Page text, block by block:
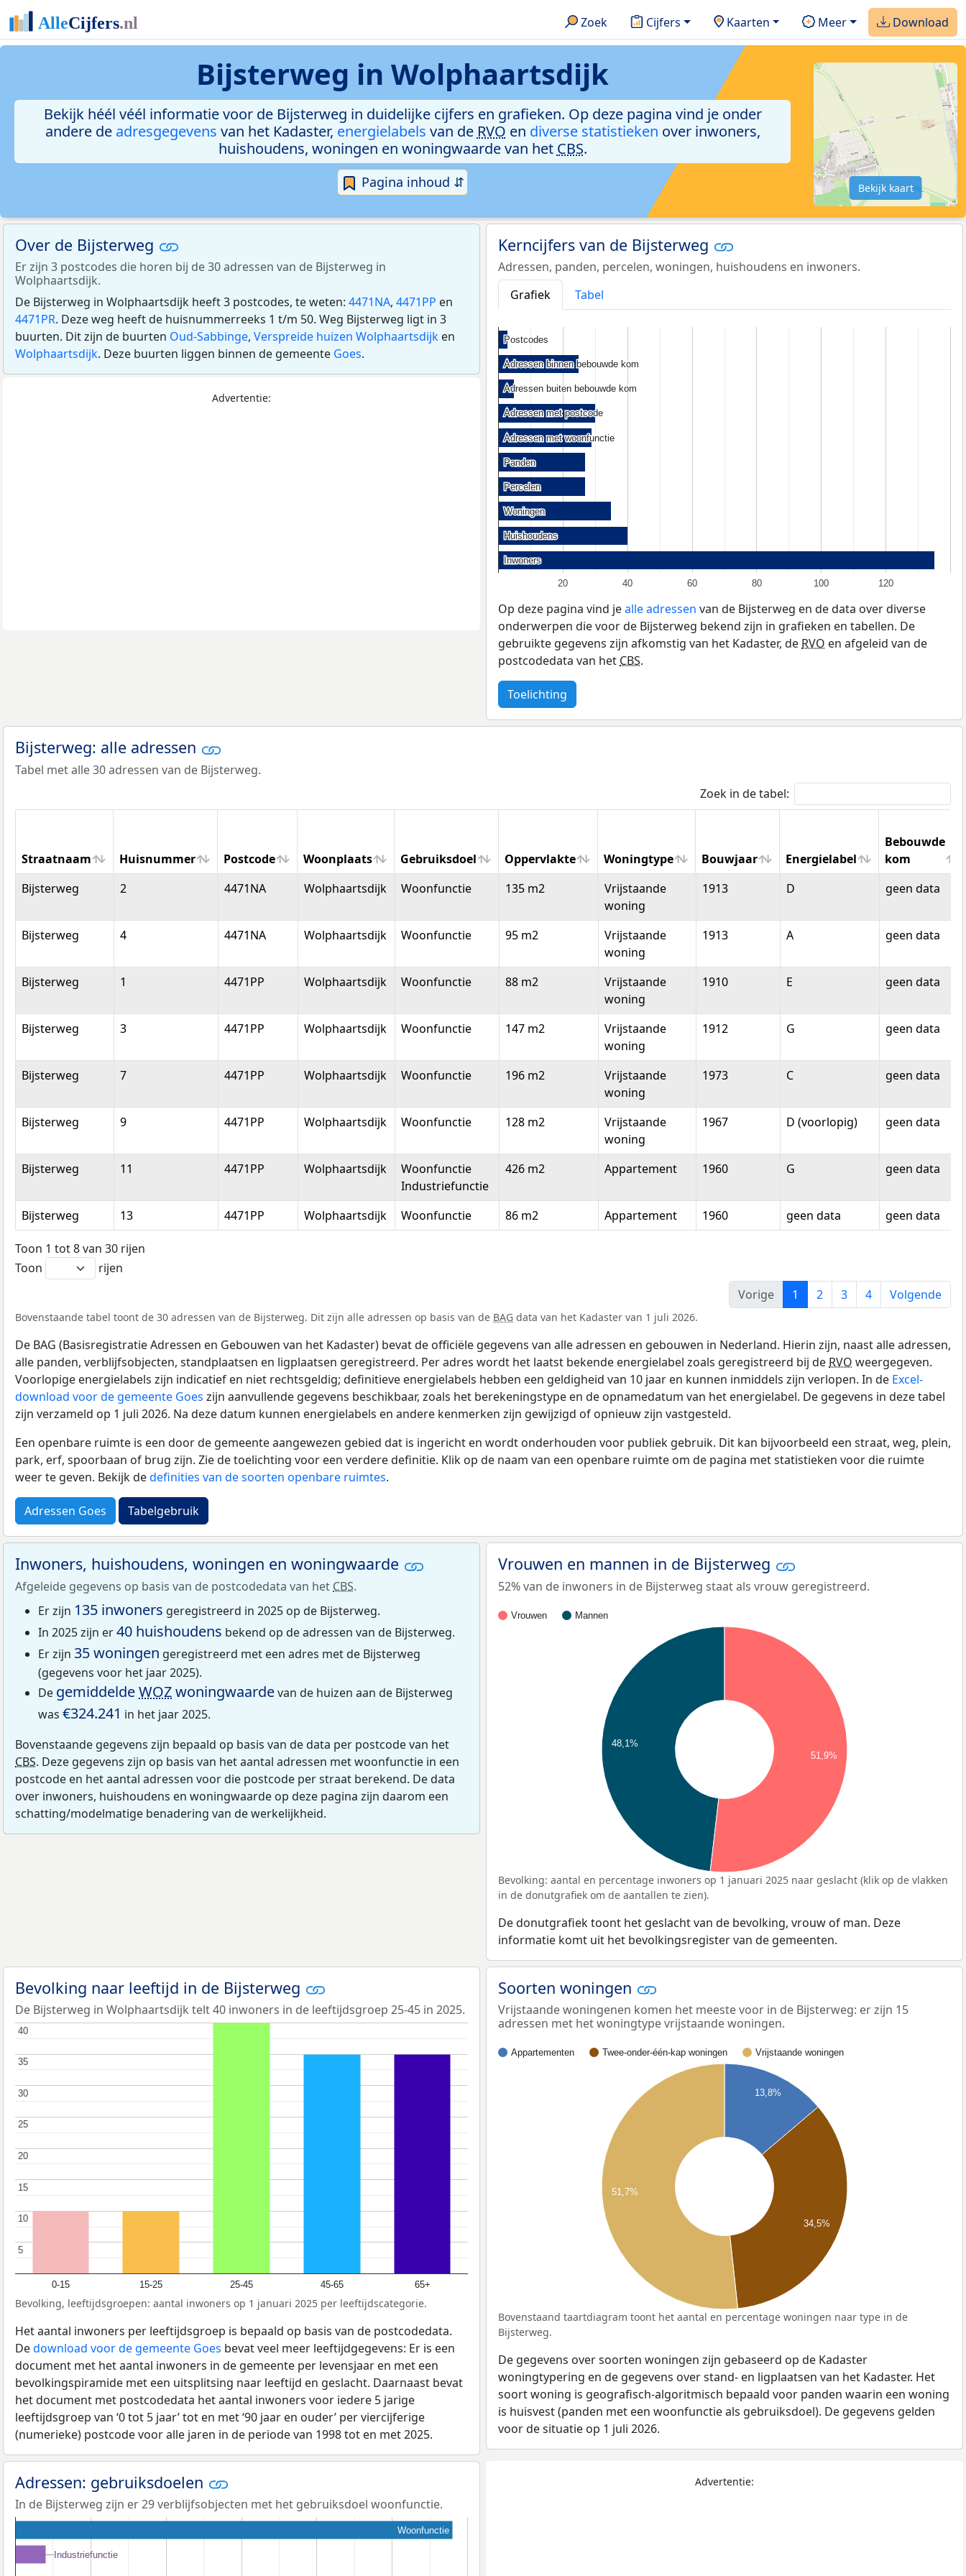
Zoek Cijfers Kaarten Meer Download
Bijsterweg in Wolphaartsdijk
Bekijk héél véél informatie voor de Bijsterweg in duidelijke cijfers en grafieken. Op deze pagina vind je onder
andere de adresgegevens van het Kadaster, energielabels van de RVO en diverse statistieken over inwoners,
huishoudens, woningen en woningwaarde van het CBS.
Pagina inhoud ⇵ Bekijk kaart
Over de Bijsterweg
Er zijn 3 postcodes die horen bij de 30 adressen van de Bijsterweg in
Wolphaartsdijk.
De Bijsterweg in Wolphaartsdijk heeft 3 postcodes, te weten: 4471NA, 4471PP en
4471PR. Deze weg heeft de huisnummerreeks 1 t/m 50. Weg Bijsterweg ligt in 3
buurten. Dit zijn de buurten Oud-Sabbinge, Verspreide huizen Wolphaartsdijk en
Wolphaartsdijk. Deze buurten liggen binnen de gemeente Goes.
Advertentie:
Kerncijfers van de Bijsterweg
Adressen, panden, percelen, woningen, huishoudens en inwoners.
Grafiek
Tabel
20 40 60 80 100 120
Postcodes
Postcodes
Adressen binnen bebouwde kom
Adressen binnen bebouwde kom
Adressen buiten bebouwde kom
Adressen buiten bebouwde kom
Adressen met postcode
Adressen met postcode
Adressen met woonfunctie
Adressen met woonfunctie
Panden
Panden
Percelen
Percelen
Woningen
Woningen
Huishoudens
Huishoudens
Inwoners
Inwoners
Op deze pagina vind jealle adressen van de Bijsterweg en de data over diverse
onderwerpen die voor de Bijsterweg bekend zijn in grafieken en tabellen. De
gebruikte gegevens zijn afkomstig van het Kadaster, de RVO en afgeleid van de
postcodedata van het CBS.
Toelichting
Bijsterweg: alle adressen
Tabel met alle 30 adressen van de Bijsterweg.
Zoek in de tabel:
Straatnaam Huisnummer Postcode Woonplaats Gebruiksdoel Oppervlakte Woningtype Bouwjaar Energielabel
Bebouwde
kom
Straatnaam
Huisnummer Postcode Woonplaats Gebruiksdoel Oppervlakte Woningtype Bouwjaar Energielabel
Bebouwde
kom
Bijsterweg 2 4471NA Wolphaartsdijk Woonfunctie 135 m2
Vrijstaande
woning
1913 D geen data
Bijsterweg 4 4471NA Wolphaartsdijk Woonfunctie 95 m2
Vrijstaande
woning
1913 A geen data
Bijsterweg 1 4471PP Wolphaartsdijk Woonfunctie 88 m2
Vrijstaande
woning
1910 E geen data
Bijsterweg 3 4471PP Wolphaartsdijk Woonfunctie 147 m2
Vrijstaande
woning
1912 G geen data
Bijsterweg 7 4471PP Wolphaartsdijk Woonfunctie 196 m2
Vrijstaande
woning
1973 C geen data
Bijsterweg 9 4471PP Wolphaartsdijk Woonfunctie 128 m2
Vrijstaande
woning
1967 D (voorlopig) geen data
Bijsterweg 11 4471PP Wolphaartsdijk
Woonfunctie
Industriefunctie
426 m2 Appartement 1960 G geen data
Bijsterweg 13 4471PP Wolphaartsdijk Woonfunctie 86 m2 Appartement 1960 geen data geen data
Toon 1 tot 8 van 30 rijen
Toon
rijen
Vorige
1 2 3 4 Volgende
Bovenstaande tabel toont de 30 adressen van de Bijsterweg. Dit zijn alle adressen op basis van de BAG data van het Kadaster van 1 juli 2026.
De BAG (Basisregistratie Adressen en Gebouwen van het Kadaster) bevat de officiële gegevens van alle adressen en gebouwen in Nederland. Hierin zijn, naast alle adressen,
alle panden, verblijfsobjecten, standplaatsen en ligplaatsen geregistreerd. Per adres wordt het laatst bekende energielabel zoals geregistreerd bij de RVO weergegeven.
Voorlopige energielabels zijn indicatief en niet rechtsgeldig; definitieve energielabels hebben een geldigheid van 10 jaar en kunnen inmiddels zijn verlopen. In de Excel-
download voor de gemeente Goes zijn aanvullende gegevens beschikbaar, zoals het berekeningstype en de opnamedatum van het energielabel. De gegevens in deze tabel
zijn verzameld op 1 juli 2026. Na deze datum kunnen energielabels en andere kenmerken zijn gewijzigd of opnieuw zijn vastgesteld.
Een openbare ruimte is een door de gemeente aangewezen gebied dat is ingericht en wordt onderhouden voor publiek gebruik. Dit kan bijvoorbeeld een straat, weg, plein,
park, erf, spoorbaan of brug zijn. Zie de toelichting voor een verdere definitie. Klik op de naam van een openbare ruimte om de pagina met statistieken voor die ruimte
weer te geven. Bekijk dedefinities van de soorten openbare ruimtes.
Adressen Goes Tabelgebruik
Inwoners, huishoudens, woningen en woningwaarde
Afgeleide gegevens op basis van de postcodedata van het CBS.
Er zijn 135 inwoners geregistreerd in 2025 op de Bijsterweg.
In 2025 zijn er40 huishoudens bekend op de adressen van de Bijsterweg.
Er zijn 35 woningen geregistreerd met een adres met de Bijsterweg
(gegevens voor het jaar 2025).
De gemiddeldeWOZwoningwaardevan de huizen aan de Bijsterweg
was €324.241 in het jaar 2025.
Bovenstaande gegevens zijn bepaald op basis van de data per postcode van het
CBS. Deze gegevens zijn op basis van het aantal adressen met woonfunctie in een
postcode en het aantal adressen voor die postcode per straat berekend. De data
over inwoners, huishoudens en woningwaarde op deze pagina zijn daarom een
schatting/modelmatige benadering van de werkelijkheid.
Vrouwen en mannen in de Bijsterweg
52% van de inwoners in de Bijsterweg staat als vrouw geregistreerd.
Vrouwen Mannen
48,1%
51,9%
Bevolking: aantal en percentage inwoners op 1 januari 2025 naar geslacht (klik op de vlakken
in de donutgrafiek om de aantallen te zien).
De donutgrafiek toont het geslacht van de bevolking, vrouw of man. Deze
informatie komt uit het bevolkingsregister van de gemeenten.
Bevolking naar leeftijd in de Bijsterweg
De Bijsterweg in Wolphaartsdijk telt 40 inwoners in de leeftijdsgroep 25-45 in 2025.
0-15 15-25 25-45 45-65 65+
5
5
10
10
15
15
20
20
25
25
30
30
35
35
40
40
Bevolking, leeftijdsgroepen: aantal inwoners op 1 januari 2025 per leeftijdscategorie.
Het aantal inwoners per leeftijdsgroep is bepaald op basis van de postcodedata.
Dedownload voor de gemeente Goes bevat veel meer leeftijdgegevens: Er is een
document met het aantal inwoners in de gemeente per levensjaar en met een
bevolkingspiramide met een uitsplitsing naar leeftijd en geslacht. Daarnaast bevat
het document met postcodedata het aantal inwoners voor iedere 5 jarige
leeftijdsgroep van ‘0 tot 5 jaar’ tot en met ‘90 jaar en ouder’ per viercijferige
(numerieke) postcode voor alle jaren in de periode van 1998 tot en met 2025.
Soorten woningen
Vrijstaande woningenen komen het meeste voor in de Bijsterweg: er zijn 15
adressen met het woningtype vrijstaande woningen.
Appartementen Twee-onder-één-kap woningen Vrijstaande woningen
13,8%
34,5%
51,7%
Bovenstaand taartdiagram toont het aantal en percentage woningen naar type in de
Bijsterweg.
De gegevens over soorten woningen zijn gebaseerd op de Kadaster
woningtypering en de gegevens over stand- en ligplaatsen van het Kadaster. Het
soort woning is geografisch-algoritmisch bepaald voor panden waarin een woning
is huisvest (panden met een woonfunctie als gebruiksdoel). De gegevens gelden
voor de situatie op 1 juli 2026.
Adressen: gebruiksdoelen
In de Bijsterweg zijn er 29 verblijfsobjecten met het gebruiksdoel woonfunctie.
Woonfunctie
Industriefunctie
Industriefunctie
Advertentie: